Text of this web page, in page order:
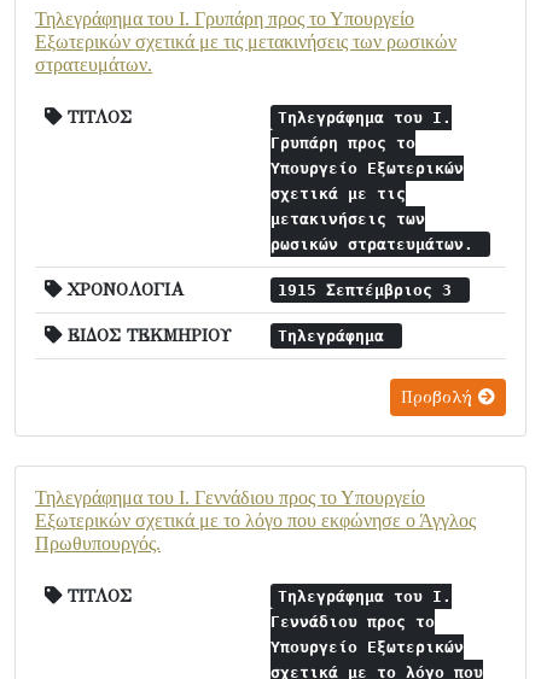
Τηλεγράφημα του Ι. Γρυπάρη προς το Υπουργείο
Εξωτερικών σχετικά με τις μετακινήσεις των ρωσικών
στρατευμάτων.
ΤΙΤΛΟΣ
Τηλεγράφημα του Ι.
Γρυπάρη προς το
Υπουργείο Εξωτερικών
σχετικά με τις
μετακινήσεις των
ρωσικών στρατευμάτων.
ΧΡΟΝΟΛΟΓΙΑ 1915 Σεπτέμβριος 3
ΕΙΔΟΣ ΤΕΚΜΗΡΙΟΥ Τηλεγράφημα
Προβολή
Τηλεγράφημα του Ι. Γεννάδιου προς το Υπουργείο
Εξωτερικών σχετικά με το λόγο που εκφώνησε ο Άγγλος
Πρωθυπουργός.
ΤΙΤΛΟΣ
Τηλεγράφημα του Ι.
Γεννάδιου προς το
Υπουργείο Εξωτερικών
σχετικά με το λόγο που